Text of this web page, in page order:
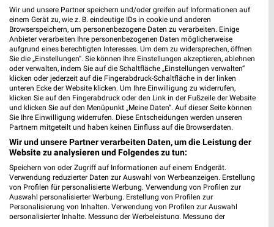
50226 Frechen-Königsdorf
Heute geschlossen
489,04 km • Angebote: 1 Prospekt
EP:Geuer Frechen
Hauptstr. 38
50226 Frechen
Heute 09:30 - 18:30 Uhr |
Geöffnet
487,96 km • Angebote: 2 Prospekte
MediaMarkt Saturn Euskirchen
Veybachstraße 3
53879 Euskirchen
Wir und unsere Partner speichern und/oder greifen auf Informationen auf
einem Gerät zu, wie z. B. eindeutige IDs in cookie und anderen
Browserspeichern, um personenbezogene Daten zu verarbeiten. Einige
Anbieter verarbeiten Ihre personenbezogenen Daten möglicherweise
aufgrund eines berechtigten Interesses. Um dem zu widersprechen, öffnen
Sie die „Einstellungen“. Sie können Ihre Einstellungen akzeptieren, ablehnen
oder verwalten, indem Sie auf die Schaltfläche „Einstellungen verwalten“
klicken oder jederzeit auf die Fingerabdruck-Schaltfläche in der linken
unteren Ecke der Website klicken. Um Ihre Einwilligung zu widerrufen,
klicken Sie auf den Fingerabdruck oder den Link in der Fußzeile der Website
und klicken Sie auf den Menüpunkt „Meine Daten“. Auf dieser Seite können
Sie Ihre Einwilligung widerrufen. Diese Entscheidungen werden unseren
Partnern mitgeteilt und haben keinen Einfluss auf die Browserdaten.
Wir und unsere Partner verarbeiten Daten, um die Leistung der
Website zu analysieren und Folgendes zu tun:
Speichern von oder Zugriff auf Informationen auf einem Endgerät.
Verwendung reduzierter Daten zur Auswahl von Werbeanzeigen. Erstellung
von Profilen für personalisierte Werbung. Verwendung von Profilen zur
Auswahl personalisierter Werbung. Erstellung von Profilen zur
Personalisierung von Inhalten. Verwendung von Profilen zur Auswahl
personalisierter Inhalte. Messung der Werbeleistung. Messung der